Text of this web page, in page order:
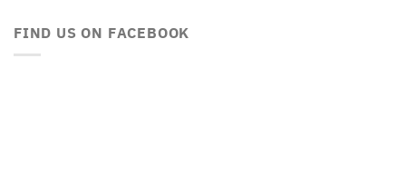
FIND US ON FACEBOOK